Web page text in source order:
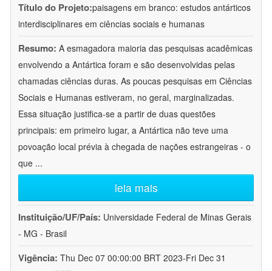
Título do Projeto:paisagens em branco: estudos antárticos
interdisciplinares em ciências sociais e humanas
Resumo: A esmagadora maioria das pesquisas acadêmicas
envolvendo a Antártica foram e são desenvolvidas pelas
chamadas ciências duras. As poucas pesquisas em Ciências
Sociais e Humanas estiveram, no geral, marginalizadas.
Essa situação justifica-se a partir de duas questões
principais: em primeiro lugar, a Antártica não teve uma
povoação local prévia à chegada de nações estrangeiras - o
que ...
leia mais
Instituição/UF/País: Universidade Federal de Minas Gerais
- MG - Brasil
Vigência: Thu Dec 07 00:00:00 BRT 2023-Fri Dec 31